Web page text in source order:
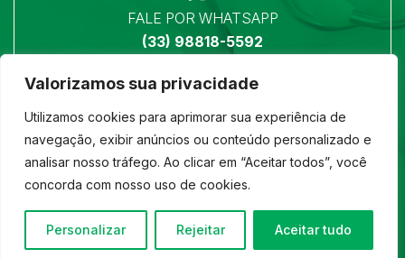
Valorizamos sua privacidade
Utilizamos cookies para aprimorar sua experiência de
navegação, exibir anúncios ou conteúdo personalizado e
analisar nosso tráfego. Ao clicar em “Aceitar todos”, você
concorda com nosso uso de cookies.
Personalizar Rejeitar Aceitar tudo
FALE POR WHATSAPP
(33) 98818-5592
LOCALIZAÇÃO